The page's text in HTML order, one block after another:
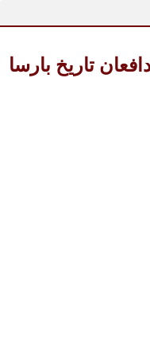
تاریخ بارسا